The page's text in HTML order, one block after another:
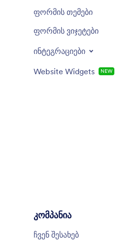
ფორმის თემები
ფორმის ვიჯეტები
ინტეგრაციები
Website Widgets NEW
კომპანია
ჩვენ შესახებ